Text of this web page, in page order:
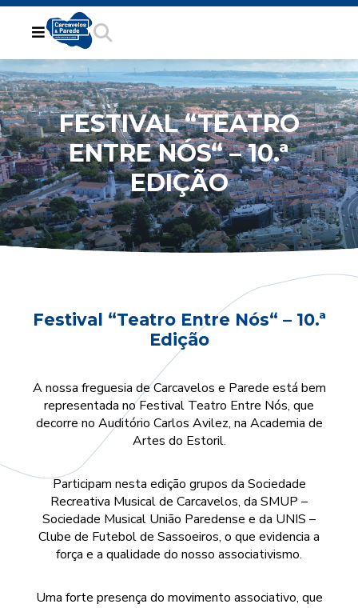
FESTIVAL “TEATRO
ENTRE NÓS“ – 10.ª
EDIÇÃO
Festival “Teatro Entre Nós“ – 10.ª
Edição
A nossa freguesia de Carcavelos e Parede está bem
representada no Festival Teatro Entre Nós, que
decorre no Auditório Carlos Avilez, na Academia de
Artes do Estoril.
Participam nesta edição grupos da Sociedade
Recreativa Musical de Carcavelos, da SMUP –
Sociedade Musical União Paredense e da UNIS –
Clube de Futebol de Sassoeiros, o que evidencia a
força e a qualidade do nosso associativismo.
Uma forte presença do movimento associativo, que